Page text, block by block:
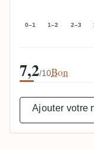
0–1 1–2 2–3
7,2/10Bon
Ajouter votre